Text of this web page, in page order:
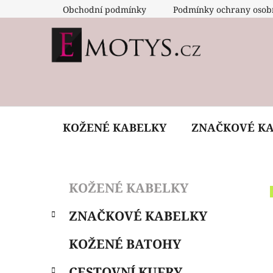
na
Obchodní podmínky Podmínky ochrany
KOŽENÉ KABELKY ZNAČKOVÉ
s
Přeskočit
kategorie
e
KOŽENÉ KABELKY
ZNAČKOVÉ KABELKY
KOŽENÉ BATOHY